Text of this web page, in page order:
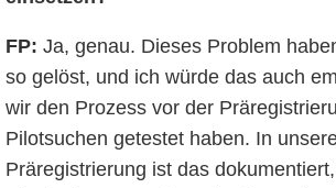
FP: Ja, genau. Dieses Problem
so gelöst, und ich würde das auch
wir den Prozess vor der
Pilotsuchen getestet haben. In
Präregistrierung ist das